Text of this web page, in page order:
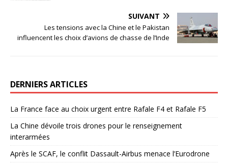
SUIVANT
Les tensions avec la Chine et le Pakistan
influencent les choix d’avions de chasse de l’Inde
DERNIERS ARTICLES
La France face au choix urgent entre Rafale F4 et Rafale F5
La Chine dévoile trois drones pour le renseignement
interarmées
Après le SCAF, le conflit Dassault-Airbus menace l’Eurodrone